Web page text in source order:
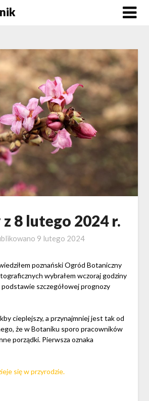
8 lutego 2024 r.
9 lutego 2024
poznański Ogród Botaniczny
wybrałem wczoraj godziny
szczegółowej prognozy
cieplejszy, a przynajmniej jest tak od
że w Botaniku sporo pracowników
porządki. Pierwsza oznaka
się w przyrodzie.